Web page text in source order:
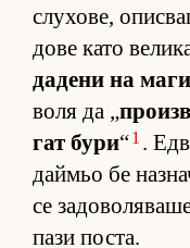
слу­хо­ве,
дове като
да­дени на
воля да „
гат бури“1 .
дай­мьо бе
се
пази пос­та.